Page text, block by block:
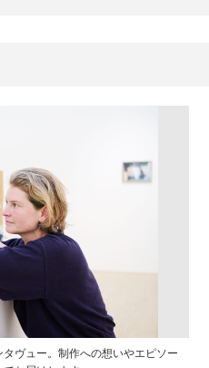
ヴュー。制作への想いやエピソー